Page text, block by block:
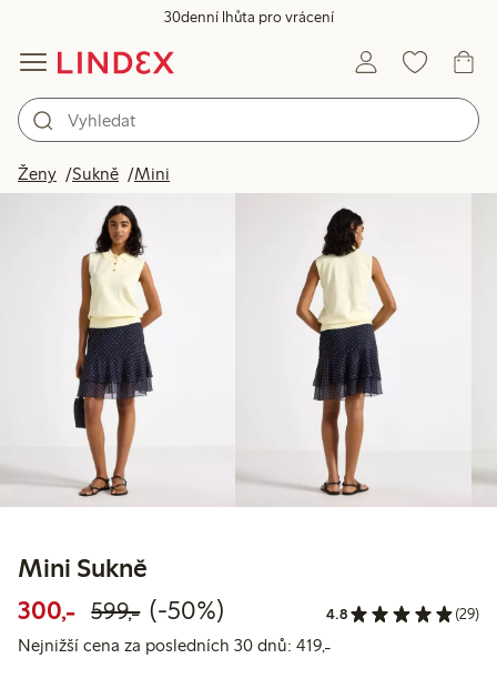
30denní lhůta pro vrácení
Ženy Sukně Mini
Mini Sukně
300,- Snížená cena: 300,00 Kč
599,-Běžná cena: 599,00 Kč
50% sleva
(-50%) 4.8 (29)
Nejnižší cena za posledních 30 dnů: 419,-Nejnižší cena za